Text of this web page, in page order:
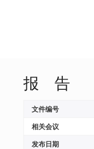
报 告
文件编号
相关会议
发布日期